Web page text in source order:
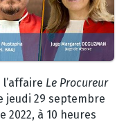
Le Procureur
jeudi 29 septembre
2022, à 10 heures